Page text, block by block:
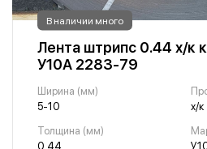
В наличии много
Лента штрипс 0.44 х/к
У10А 2283-79
Ширина (мм)
5-10
х/к
Толщина (мм)
0.44